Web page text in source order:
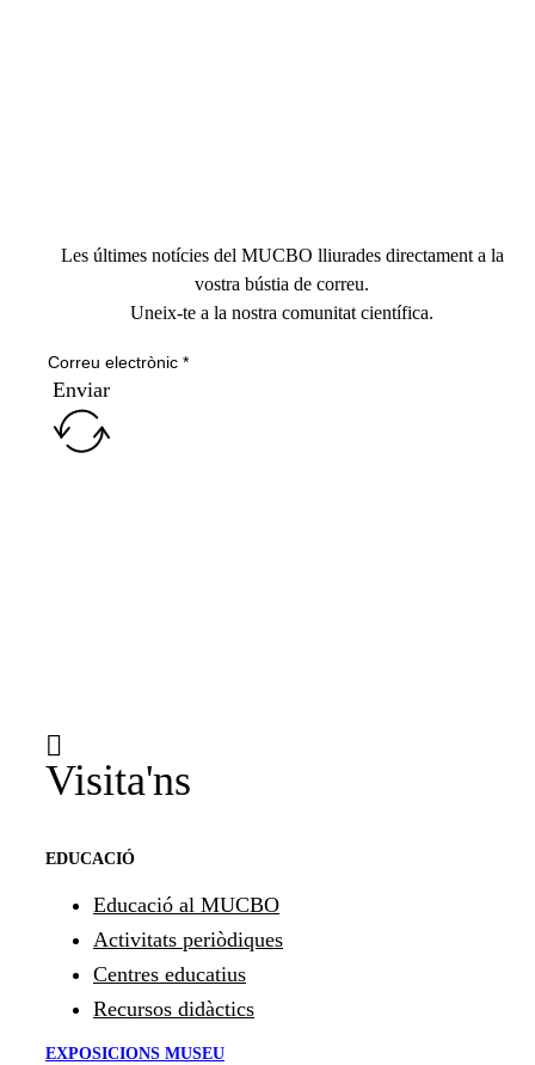
Les últimes notícies del MUCBO lliurades directament a la
vostra bústia de correu.
Uneix-te a la nostra comunitat científica.
Enviar
Visita'ns
EDUCACIÓ
Educació al MUCBO
Activitats periòdiques
Centres educatius
Recursos didàctics
EXPOSICIONS MUSEU